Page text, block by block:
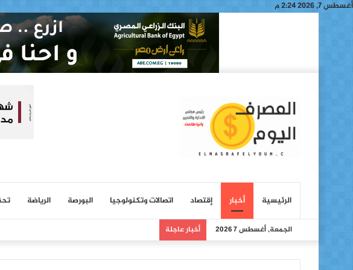
أغسطس 7, 2026 2:24 م
الرئيسية أخبار إقتصاد اتصالات وتكنولوجيا البورصة الرياضة
الجمعة, أغسطس 7 2026 أخبار عاجلة